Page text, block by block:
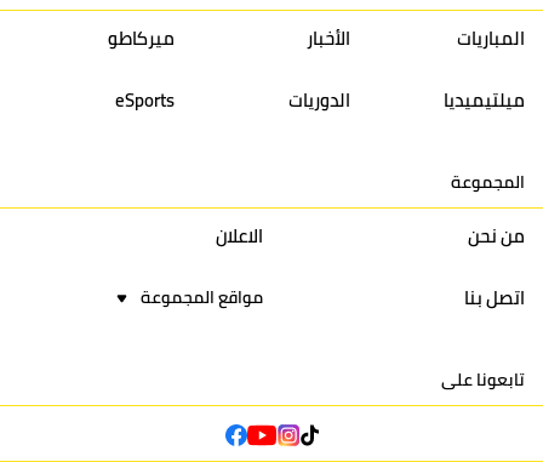
13 إتحاد تواركة 30
32
40
31
16 نادي أولمبيك آسفي 30
24
42
22
المباريات الأخبار
ميركاطو
ميلتيميديا
الدوريات eSports
المجموعة
من نحن
الاعلان
اتصل بنا
مواقع المجموعة
تابعونا على